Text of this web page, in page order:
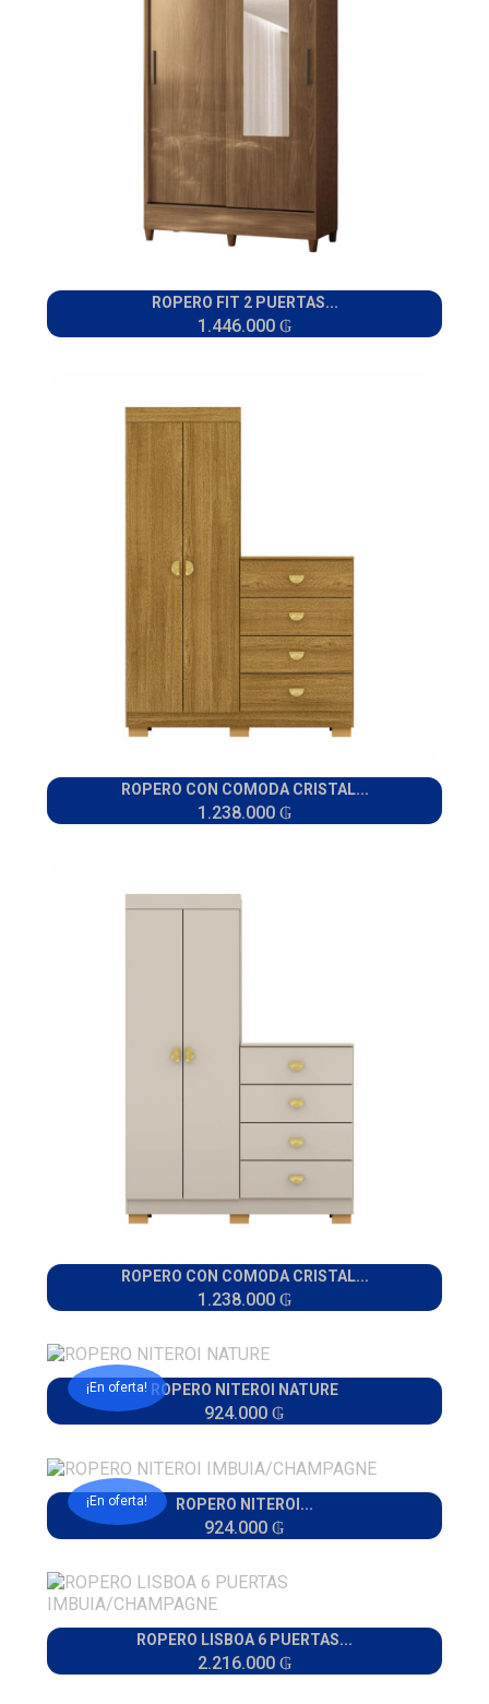
ROPERO FIT 2 PUERTAS...
1.446.000 ₲
ROPERO CON COMODA CRISTAL...
1.238.000 ₲
ROPERO CON COMODA CRISTAL...
1.238.000 ₲
ROPERO NITEROI NATURE
924.000 ₲
¡En oferta!
ROPERO NITEROI...
924.000 ₲
¡En oferta!
ROPERO LISBOA 6 PUERTAS...
2.216.000 ₲